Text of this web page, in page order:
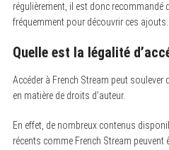
régulièrement, il est donc recommandé
fréquemment pour découvrir ces ajouts.
Quelle est la légalité
Accéder à French Stream peut
en matière de droits d’auteur.
En effet, de nombreux contenus
récents comme French Stream